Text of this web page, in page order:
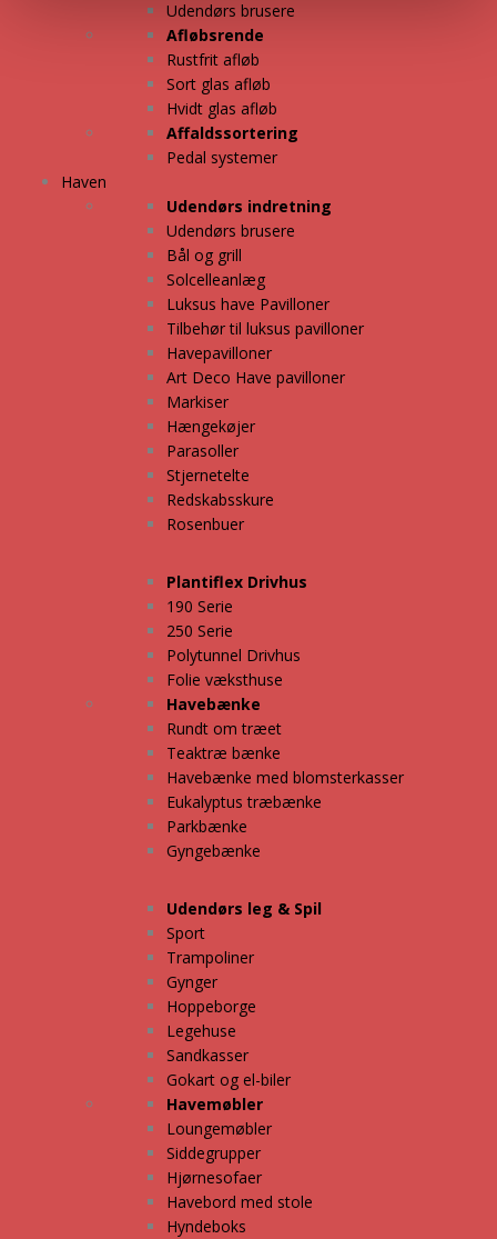
Udendørs brusere
Afløbsrende
Rustfrit afløb
Sort glas afløb
Hvidt glas afløb
Affaldssortering
Pedal systemer
Haven
Udendørs indretning
Udendørs brusere
Bål og grill
Solcelleanlæg
Luksus have Pavilloner
Tilbehør til luksus pavilloner
Havepavilloner
Art Deco Have pavilloner
Markiser
Hængekøjer
Parasoller
Stjernetelte
Redskabsskure
Rosenbuer
Plantiflex Drivhus
190 Serie
250 Serie
Polytunnel Drivhus
Folie væksthuse
Havebænke
Rundt om træet
Teaktræ bænke
Havebænke med blomsterkasser
Eukalyptus træbænke
Parkbænke
Gyngebænke
Udendørs leg & Spil
Sport
Trampoliner
Gynger
Hoppeborge
Legehuse
Sandkasser
Gokart og el-biler
Havemøbler
Loungemøbler
Siddegrupper
Hjørnesofaer
Havebord med stole
Hyndeboks